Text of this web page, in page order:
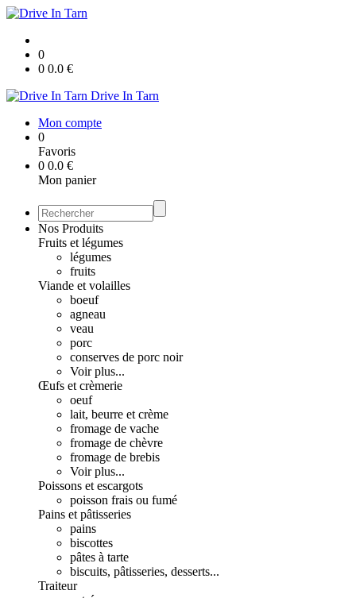
0
0 0.0 €
Drive In Tarn
Mon compte
0
Favoris
0 0.0 €
Mon panier
Nos Produits
Fruits et légumes
légumes
fruits
Viande et volailles
boeuf
agneau
veau
porc
conserves de porc noir
Voir plus...
Œufs et crèmerie
oeuf
lait, beurre et crème
fromage de vache
fromage de chèvre
fromage de brebis
Voir plus...
Poissons et escargots
poisson frais ou fumé
Pains et pâtisseries
pains
biscottes
pâtes à tarte
biscuits, pâtisseries, desserts...
Traiteur